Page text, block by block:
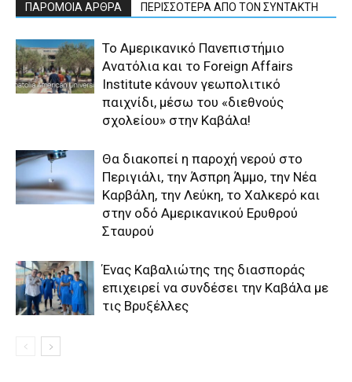
ΠΑΡΟΜΟΙΑ ΑΡΘΡΑ ΠΕΡΙΣΣΟΤΕΡΑ ΑΠΟ ΤΟΝ ΣΥΝΤΑΚΤΗ
Το Αμερικανικό Πανεπιστήμιο
Ανατόλια και το Foreign Affairs
Institute κάνουν γεωπολιτικό
παιχνίδι, μέσω του «διεθνούς
σχολείου» στην Καβάλα!
Θα διακοπεί η παροχή νερού στο
Περιγιάλι, την Άσπρη Άμμο, την Νέα
Καρβάλη, την Λεύκη, το Χαλκερό και
στην οδό Αμερικανικού Ερυθρού
Σταυρού
Ένας Καβαλιώτης της διασποράς
επιχειρεί να συνδέσει την Καβάλα με
τις Βρυξέλλες